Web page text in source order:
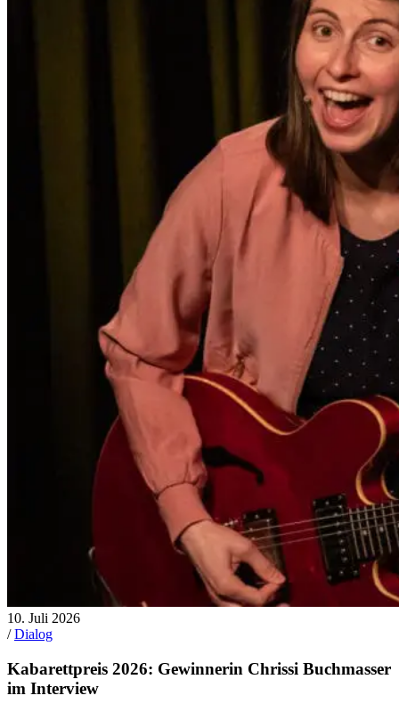
10. Juli 2026
/Dialog
Kabarettpreis 2026: Gewinnerin Chrissi Buchmasser
im Interview